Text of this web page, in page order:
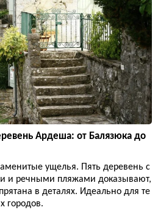
Ардеша: от Балязюка до
ущелья. Пять деревень с
и речными пляжами доказывают,
в деталях. Идеально для те
городов.